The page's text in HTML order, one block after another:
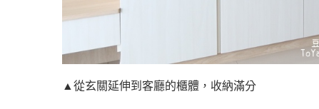
▲從玄關延伸到客廳的櫃體，收納滿分